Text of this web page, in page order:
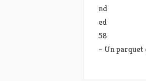
– Un parquet